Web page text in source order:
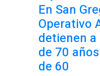
En San
Operativo
detienen
de 70
de 60